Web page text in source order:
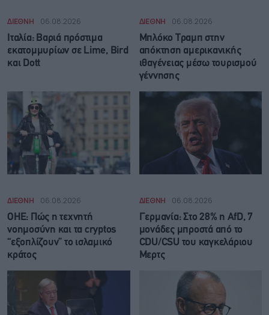
ΔΙΕΘΝΗ 06.08.2026
Ιταλία: Βαριά πρόστιμα
εκατομμυρίων σε Lime, Bird
και Dott
ΔΙΕΘΝΗ 06.08.2026
Μπλόκο Τραμπ στην
απόκτηση αμερικανικής
ιθαγένειας μέσω τουρισμού
γέννησης
ΔΙΕΘΝΗ 06.08.2026
ΟΗΕ: Πώς η τεχνητή
νοημοσύνη και τα cryptos
“εξοπλίζουν” το ισλαμικό
κράτος
ΔΙΕΘΝΗ 06.08.2026
Γερμανία: Στο 28% η AfD, 7
μονάδες μπροστά από το
CDU/CSU του καγκελάριου
Μερτς